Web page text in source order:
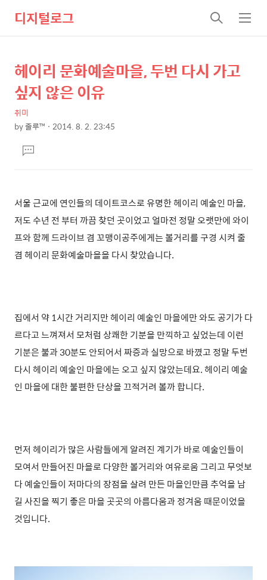
디지털로그
검
색
메
뉴
상
세
컨
텐
본
문
제
목
헤이리 문화예술마을, 두번 다시 가고
싶지 않은 이유
취미
by줄루™ 2014. 8. 2. 23:45
문댓
글
서울 근교에 연인들의 데이트코스로 유명한 헤이리 예술인 마을,
저도 수년 전 부터 까끔 찾던 곳이었고 얼마전 정말 오랫만에 와이
프와 함께 드라이브 겸 꼬맹이공주에게는 볼거리를 구경 시켜 줄
겸 헤이리 문화예술마을을 다시 찾았습니다.
집에서 약 1시간 거리지만 헤이리 예술인 마을에만 와도 공기가 다
르다고 느껴져서 모처럼 상쾌한 기분을 만끽하고 싶었는데 이런
기분은 불과 30분도 안되어서 짜증과 실망으로 바꼈고 정말 두번
다시 헤이리 예술인 마을에는 오고 싶지 않았는데요. 헤이리 예술
인 마을에 대한 불편한 단상을 끄적거려 볼까 합니다.
먼저 헤이리가 많은 사람들에게 알려진 계기가 바로 예술인들이
모여서 만들어진 마을로 다양한 볼거리와 여유로움 그리고 무엇보
다 예술인들이 저마다의 장점을 살려 만든 마을인만큼 추억을 남
길 사진을 찍기 좋은 마을 곳곳의 아름다움과 정겨움 때문이었을
것입니다.